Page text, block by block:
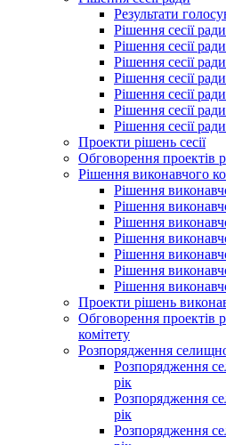
Результати
Рішення сесії
Рішення сесії
Рішення сесії
Рішення сесії
Рішення сесії
Рішення сесії
Рішення сесії
Проекти рішень сесії
Обговорення проектів
Рішення виконавчого
Рішення
Рішення
Рішення
Рішення
Рішення
Рішення
Рішення
Проекти рішень
Обговорення проектів
комітету
Розпорядження
Розпорядження
рік
Розпорядження
рік
Розпорядження